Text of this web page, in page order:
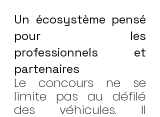
Un écosystème pensé
pour les
professionnels et
partenaires
Le concours ne se
limite pas au défilé
des véhicules. Il